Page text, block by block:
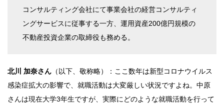
コンサルティング会社にて事業会社の経営コンサルティ
ングサービスに従事する一方、運用資産200億円規模の
不動産投資企業の取締役も務める。
北川 加奈さん （以下、敬称略）：ここ数年は新型コロナウイルス
感染症拡大の影響で、就職活動は大変厳しい状況ですよね。中原
さんは現在大学3年生ですが、実際にどのような就職活動を行って